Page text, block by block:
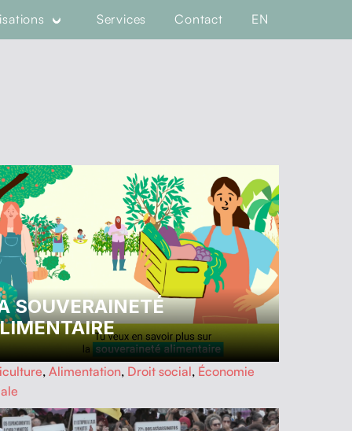
Services Contact EN
SOUVERAINETÉ
, Alimentation, Droit social, Économie